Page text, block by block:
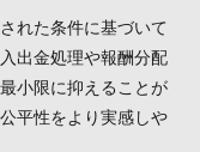
れた条件に基づいて
出金処理や報酬分配
小限に抑えることが
平性をより実感しや